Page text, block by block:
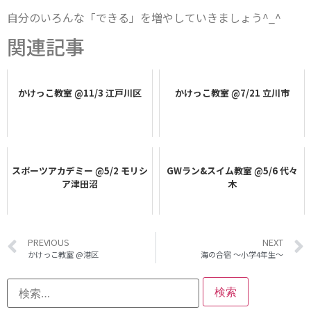
自分のいろんな「できる」を増やしていきましょう^_^
関連記事
かけっこ教室 @11/3 江戸川区 かけっこ教室 @7/21 立川市
スポーツアカデミー @5/2 モリシ
ア津田沼
GWラン&スイム教室 @5/6 代々
木
PREVIOUS
かけっこ教室 @港区
NEXT
海の合宿 〜小学4年生〜